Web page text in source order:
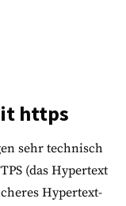
https
sehr technisch
(das Hypertext
Hypertext-